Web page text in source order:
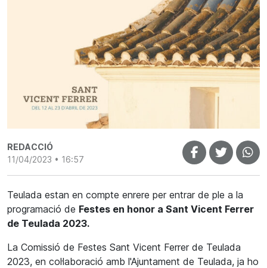
REDACCIÓ
11/04/2023 • 16:57
Teulada estan en compte enrere per entrar de ple a la
programació de Festes en honor a Sant Vicent Ferrer
de Teulada 2023.
La Comissió de Festes Sant Vicent Ferrer de Teulada
2023, en col·laboració amb l'Ajuntament de Teulada, ja ho